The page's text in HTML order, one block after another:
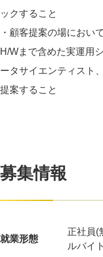
ックすること
・顧客提案の場におい
H/Wまで含めた実運用
ータサイエンティスト
提案すること
募集情報
就業形態
正社員(
ルバイ